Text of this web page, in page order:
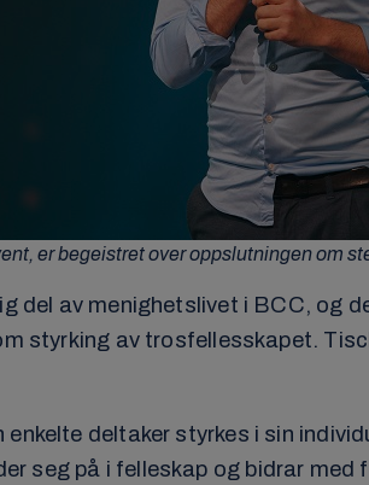
er begeistret over oppslutningen om
del av menighetslivet i BCC, og
styrking av trosfellesskapet.
deltaker styrkes i sin
seg på i felleskap og bidrar